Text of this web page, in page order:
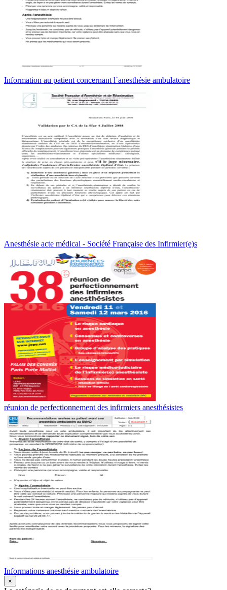
Information au patient concernant l`anesthésie ambulatoire
Anesthésie acte médical - Société Française des Infirmier(e)s
réunion de perfectionnement des infirmiers anesthésistes
Informations anesthésie ambulatoire
×